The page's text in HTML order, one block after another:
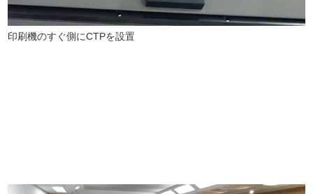
印刷機のすぐ側にCTPを設置